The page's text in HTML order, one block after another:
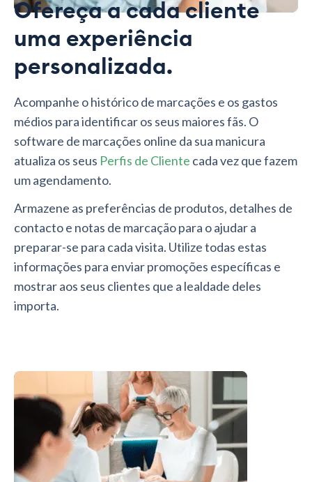
Ofereça a cada cliente
uma experiência
personalizada.
Acompanhe o histórico de marcações e os gastos
médios para identificar os seus maiores fãs. O
software de marcações online da sua manicura
atualiza os seus Perfis de Cliente cada vez que fazem
um agendamento.
Armazene as preferências de produtos, detalhes de
contacto e notas de marcação para o ajudar a
preparar-se para cada visita. Utilize todas estas
informações para enviar promoções específicas e
mostrar aos seus clientes que a lealdade deles
importa.